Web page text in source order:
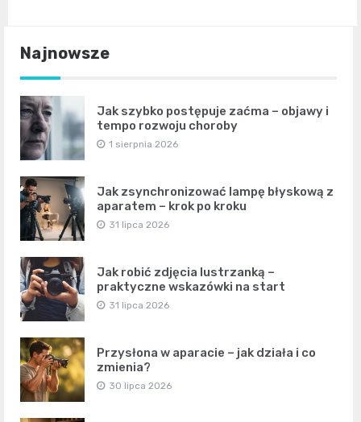
Najnowsze
Jak szybko postępuje zaćma – objawy i
tempo rozwoju choroby
1 sierpnia 2026
Jak zsynchronizować lampę błyskową z
aparatem – krok po kroku
31 lipca 2026
Jak robić zdjęcia lustrzanką –
praktyczne wskazówki na start
31 lipca 2026
Przysłona w aparacie – jak działa i co
zmienia?
30 lipca 2026